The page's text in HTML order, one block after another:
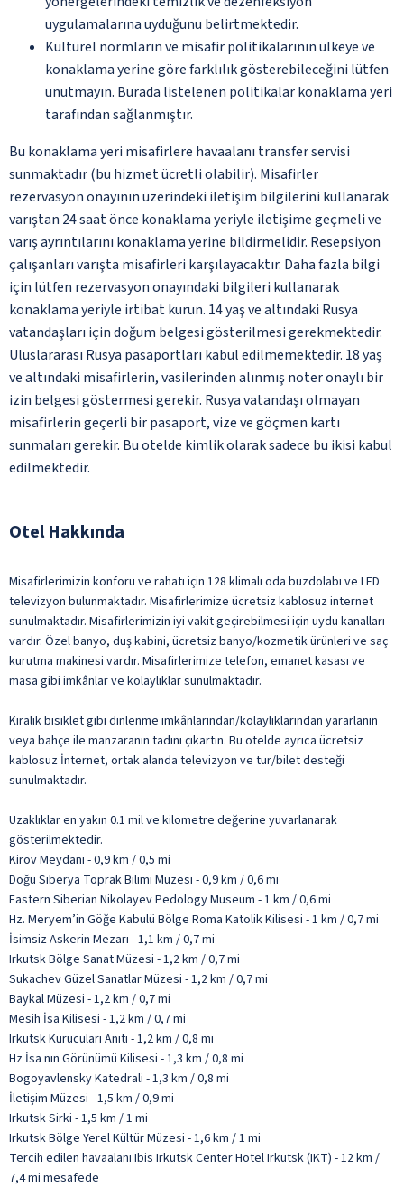
uygulamalarına uyduğunu belirtmektedir.
Kültürel normların ve misafir politikalarının ülkeye ve
konaklama yerine göre farklılık gösterebileceğini lütfen
unutmayın. Burada listelenen politikalar konaklama yeri
tarafından sağlanmıştır.
Bu konaklama yeri misafirlere havaalanı transfer servisi
sunmaktadır (bu hizmet ücretli olabilir). Misafirler
rezervasyon onayının üzerindeki iletişim bilgilerini kullanarak
varıştan 24 saat önce konaklama yeriyle iletişime geçmeli ve
varış ayrıntılarını konaklama yerine bildirmelidir. Resepsiyon
çalışanları varışta misafirleri karşılayacaktır. Daha fazla bilgi
için lütfen rezervasyon onayındaki bilgileri kullanarak
konaklama yeriyle irtibat kurun. 14 yaş ve altındaki Rusya
vatandaşları için doğum belgesi gösterilmesi gerekmektedir.
Uluslararası Rusya pasaportları kabul edilmemektedir. 18 yaş
ve altındaki misafirlerin, vasilerinden alınmış noter onaylı bir
izin belgesi göstermesi gerekir. Rusya vatandaşı olmayan
misafirlerin geçerli bir pasaport, vize ve göçmen kartı
sunmaları gerekir. Bu otelde kimlik olarak sadece bu ikisi kabul
edilmektedir.
Otel Hakkında
Misafirlerimizin konforu ve rahatı için 128 klimalı oda buzdolabı ve LED
televizyon bulunmaktadır. Misafirlerimize ücretsiz kablosuz internet
sunulmaktadır. Misafirlerimizin iyi vakit geçirebilmesi için uydu kanalları
vardır. Özel banyo, duş kabini, ücretsiz banyo/kozmetik ürünleri ve saç
kurutma makinesi vardır. Misafirlerimize telefon, emanet kasası ve
masa gibi imkânlar ve kolaylıklar sunulmaktadır.
Kiralık bisiklet gibi dinlenme imkânlarından/kolaylıklarından yararlanın
veya bahçe ile manzaranın tadını çıkartın. Bu otelde ayrıca ücretsiz
kablosuz İnternet, ortak alanda televizyon ve tur/bilet desteği
sunulmaktadır.
Uzaklıklar en yakın 0.1 mil ve kilometre değerine yuvarlanarak
gösterilmektedir.
Kirov Meydanı - 0,9 km / 0,5 mi
Doğu Siberya Toprak Bilimi Müzesi - 0,9 km / 0,6 mi
Eastern Siberian Nikolayev Pedology Museum - 1 km / 0,6 mi
Hz. Meryem’in Göğe Kabulü Bölge Roma Katolik Kilisesi - 1 km / 0,7 mi
İsimsiz Askerin Mezarı - 1,1 km / 0,7 mi
Irkutsk Bölge Sanat Müzesi - 1,2 km / 0,7 mi
Sukachev Güzel Sanatlar Müzesi - 1,2 km / 0,7 mi
Baykal Müzesi - 1,2 km / 0,7 mi
Mesih İsa Kilisesi - 1,2 km / 0,7 mi
Irkutsk Kurucuları Anıtı - 1,2 km / 0,8 mi
Hz İsa nın Görünümü Kilisesi - 1,3 km / 0,8 mi
Bogoyavlensky Katedrali - 1,3 km / 0,8 mi
İletişim Müzesi - 1,5 km / 0,9 mi
Irkutsk Sirki - 1,5 km / 1 mi
Irkutsk Bölge Yerel Kültür Müzesi - 1,6 km / 1 mi
Tercih edilen havaalanı Ibis Irkutsk Center Hotel Irkutsk (IKT) - 12 km /
7,4 mi mesafede